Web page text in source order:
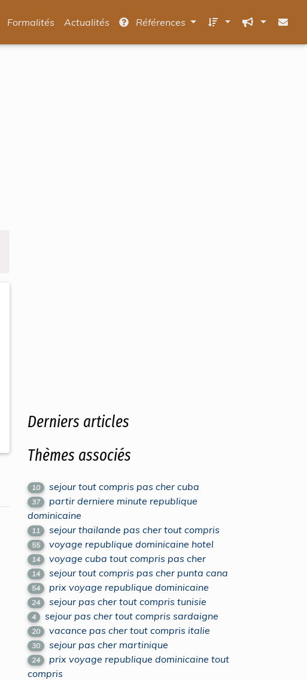
Formalités Actualités Références
Derniers articles
Thèmes associés
10 sejour tout compris pas cher cuba
37
partir derniere minute republique
dominicaine
11 sejour thailande pas cher tout compris
55 voyage republique dominicaine hotel
14 voyage cuba tout compris pas cher
14 sejour tout compris pas cher punta cana
54 prix voyage republique dominicaine
24 sejour pas cher tout compris tunisie
4 sejour pas cher tout compris sardaigne
20 vacance pas cher tout compris italie
30 sejour pas cher martinique
24
prix voyage republique dominicaine tout
compris